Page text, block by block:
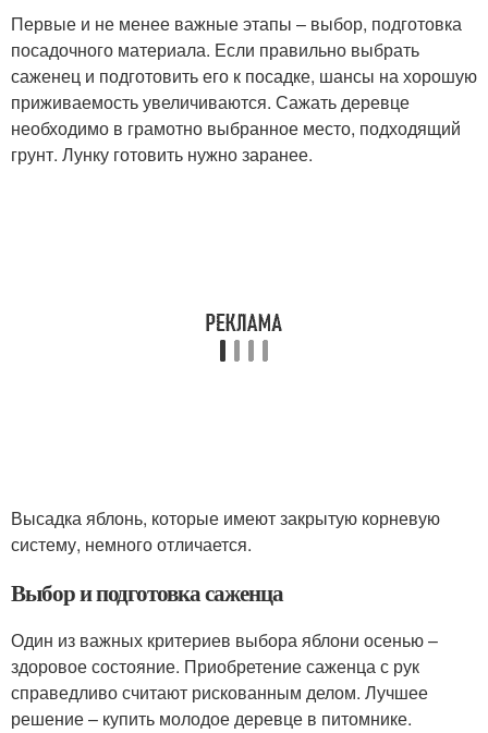
Первые и не менее важные этапы – выбор, подготовка
посадочного материала. Если правильно выбрать
саженец и подготовить его к посадке, шансы на хорошую
приживаемость увеличиваются. Сажать деревце
необходимо в грамотно выбранное место, подходящий
грунт. Лунку готовить нужно заранее.
Высадка яблонь, которые имеют закрытую корневую
систему, немного отличается.
Выбор и подготовка саженца
Один из важных критериев выбора яблони осенью –
здоровое состояние. Приобретение саженца с рук
справедливо считают рискованным делом. Лучшее
решение – купить молодое деревце в питомнике.